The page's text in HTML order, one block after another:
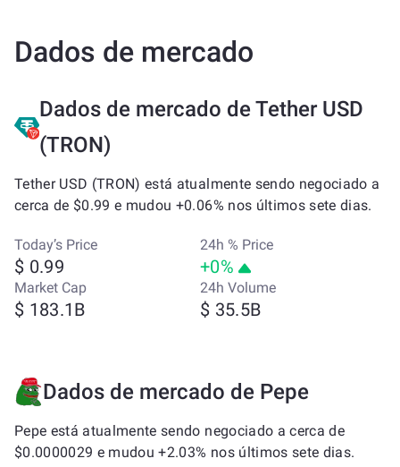
Dados de mercado
Dados de mercado de Tether USD
(TRON)
Tether USD (TRON) está atualmente sendo negociado a
cerca de $0.99 e mudou +0.06% nos últimos sete dias.
Today’s Price
$ 0.99
24h % Price
+0%
Market Cap
$ 183.1B
24h Volume
$ 35.5B
Dados de mercado de Pepe
Pepe está atualmente sendo negociado a cerca de
$0.0000029 e mudou +2.03% nos últimos sete dias.